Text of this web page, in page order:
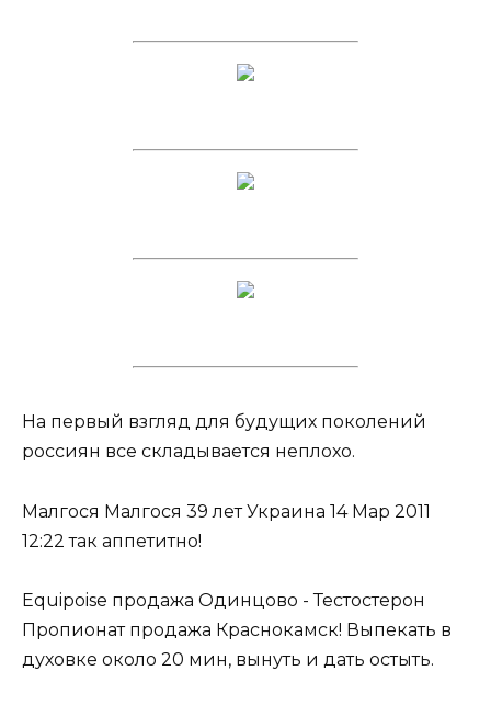
На первый взгляд для будущих поколений
россиян все складывается неплохо.
Малгося Малгося 39 лет Украина 14 Мар 2011
12:22 так аппетитно!
Equipoise продажа Одинцово - Тестостерон
Пропионат продажа Краснокамск! Выпекать в
духовке около 20 мин, вынуть и дать остыть.